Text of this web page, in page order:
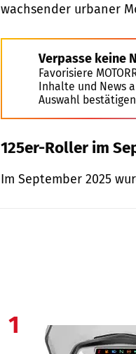
wachsender urbaner
Verpasse keine
Favorisiere
Inhalte und News
Auswahl
125er-Roller im
Im September 2025
1